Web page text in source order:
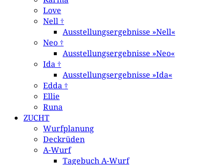
Love
Nell †
Ausstellungsergebnisse »Nell«
Neo †
Ausstellungsergebnisse »Neo«
Ida †
Ausstellungsergebnisse »Ida«
Edda †
Ellie
Runa
ZUCHT
Wurfplanung
Deckrüden
A-Wurf
Tagebuch A-Wurf